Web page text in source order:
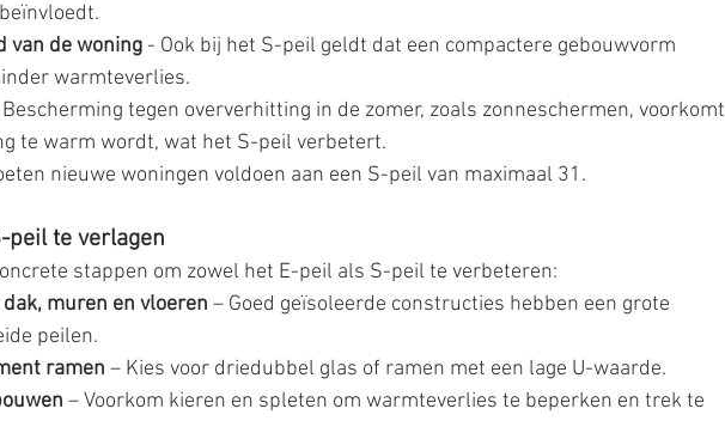
van de woning - Ook bij het S-peil geldt dat een compactere gebouwvorm
warmteverlies.
tegen oververhitting in de zomer, zoals zonneschermen, voorkomt
te warm wordt, wat het S-peil verbetert.
nieuwe woningen voldoen aan een S-peil van maximaal 31.
peil te verlagen
stappen om zowel het E-peil als S-peil te verbeteren:
muren en vloeren – Goed geïsoleerde constructies hebben een grote
peilen.
ramen – Kies voor driedubbel glas of ramen met een lage U-waarde.
– Voorkom kieren en spleten om warmteverlies te beperken en trek te